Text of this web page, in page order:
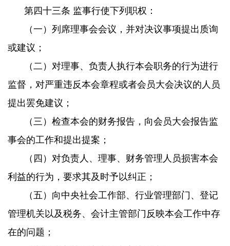
第四十三条 监事行使下列职权：
（一）列席理事会会议，并对决议事项提出质询
或建议；
（二）对理事、负责人执行本会职务的行为进行
监督，对严重违反本会章程或者会员大会决议的人员
提出罢免建议；
（三）检查本会的财务报告，向会员大会报告监
事会的工作和提出提案；
（四）对负责人、理事、财务管理人员损害本会
利益的行为，要求其及时予以纠正；
（五）向中央社会工作部、行业管理部门、登记
管理机关以及税务、会计主管部门反映本会工作中存
在的问题；